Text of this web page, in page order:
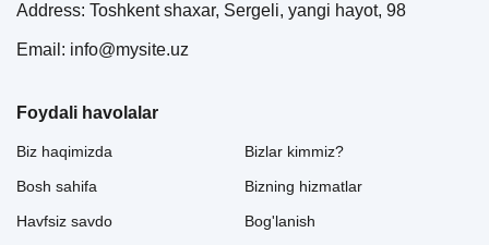
Address: Toshkent shaxar, Sergeli, yangi hayot, 98
Email: info@mysite.uz
Foydali havolalar
Biz haqimizda
Bosh sahifa
Havfsiz savdo
Bizlar kimmiz?
Bizning hizmatlar
Bog'lanish